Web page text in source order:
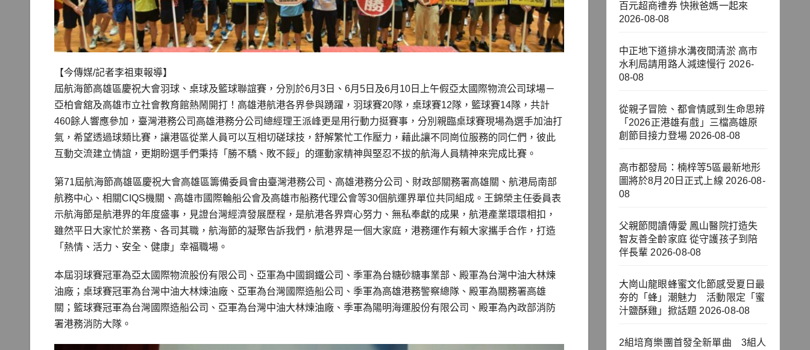
【今傳媒/記者李祖東報導】
屆航海節高雄區慶祝大會羽球、桌球及籃球聯誼賽，分別於6月3日、6月5日及6月10日上午假亞太國際物流公司球場－
亞柏會舘及高雄市立社會教育館熱鬧開打！高雄港航港各界參與踴躍，羽球賽20隊，桌球賽12隊，籃球賽14隊，共計
460餘人響應參加，臺灣港務公司高雄港務分公司總經理王派峰更是用行動力挺賽事，分別親臨桌球賽現場為選手加油打
氣，希望透過球類比賽，讓港區從業人員可以互相切磋球技，舒解繁忙工作壓力，藉此讓不同崗位服務的同仁們，彼此
互動交流建立情誼，更期盼選手們秉持「勝不驕、敗不餒」的運動家精神與堅忍不拔的航海人員精神來完成比賽。
第71屆航海節高雄區慶祝大會高雄區籌備委員會由臺灣港務公司、高雄港務分公司、財政部關務署高雄關、航港局南部
航務中心、相關CIQS機關、高雄市國際輪船公會及高雄市船務代理公會等30個航運界單位共同組成。王錦榮主任委員表
示航海節是航港界的年度盛事，見證台灣經濟發展歷程，是航港各界齊心努力、無私奉獻的成果，航港產業環環相扣，
雖然平日大家忙於業務、各司其職，航海節的凝聚告訴我們，航港界是一個大家庭，港務運作有賴大家攜手合作，打造
「熱情、活力、安全、健康」幸福職場。
本屆羽球賽冠軍為亞太國際物流股份有限公司、亞軍為中國鋼鐵公司、季軍為台糖砂糖事業部、殿軍為台灣中油大林煉
油廠；桌球賽冠軍為台灣中油大林煉油廠、亞軍為台灣國際造船公司、季軍為高雄港務警察總隊、殿軍為關務署高雄
關；籃球賽冠軍為台灣國際造船公司、亞軍為台灣中油大林煉油廠、季軍為陽明海運股份有限公司、殿軍為內政部消防
署港務消防大隊。
百元超商禮券 快揪爸媽一起來
2026-08-08
中正地下道排水溝夜間清淤 高市
水利局請用路人減速慢行 2026-
08-08
從親子冒險、都會情感到生命思辨
「2026正港雄有戲」三檔高雄原
創節目接力登場 2026-08-08
高市都發局：楠梓等5區最新地形
圖將於8月20日正式上線 2026-08-
08
父親節閱讀傳愛 鳳山醫院打造失
智友善全齡家庭 從守護孩子到陪
伴長輩 2026-08-08
大崗山龍眼蜂蜜文化節感受夏日最
夯的「蜂」潮魅力 活動限定「蜜
汁鹽酥雞」掀話題 2026-08-08
2組培育樂團首發全新單曲 3組人